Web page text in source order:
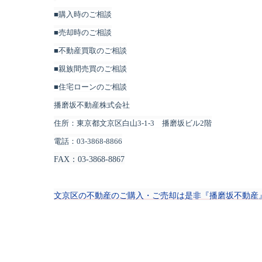
■購入時のご相談
■売却時のご相談
■不動産買取のご相談
■親族間売買のご相談
■住宅ローンのご相談
播磨坂不動産株式会社
住所：東京都文京区白山3-1-3 播磨坂ビル2階
電話：03-3868-8866
FAX ：03-3868-8867
文京区の不動産のご購入・ご売却は是非『播磨坂不動産